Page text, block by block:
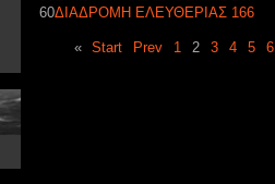
60ΔΙΑΔΡΟΜΗ ΕΛΕΥΘΕΡΙΑΣ 166
« Start Prev 1 2 3 4 5 6